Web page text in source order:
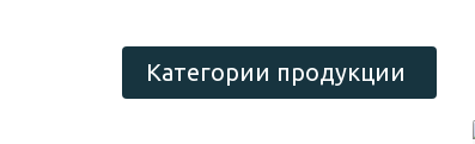
Категории продукции